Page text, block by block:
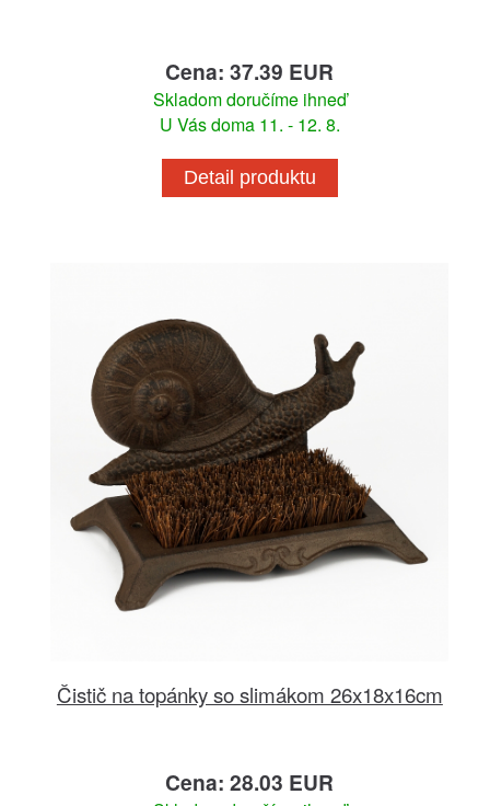
Cena: 37.39 EUR
Skladom doručíme ihneď
U Vás doma 11. - 12. 8.
Detail produktu
Čistič na topánky so slimákom 26x18x16cm
Cena: 28.03 EUR